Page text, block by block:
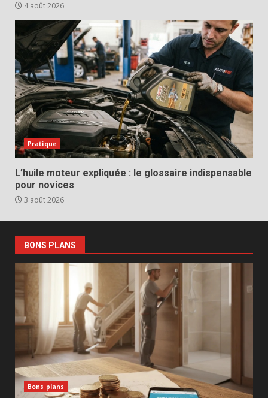
4 août 2026
Pratique
L’huile moteur expliquée : le glossaire indispensable
pour novices
3 août 2026
BONS PLANS
Bons plans